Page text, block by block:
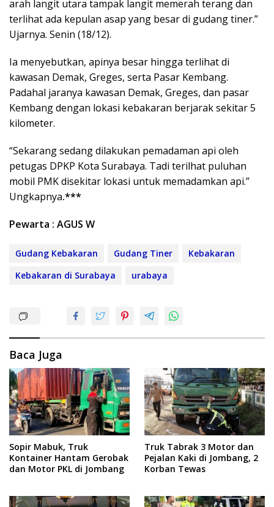
arah langit utara tampak langit memerah terang dan
terlihat ada kepulan asap yang besar di gudang tiner.”
Ujarnya. Senin (18/12).
Ia menyebutkan, apinya besar hingga terlihat di
kawasan Demak, Greges, serta Pasar Kembang.
Padahal jaranya kawasan Demak, Greges, dan pasar
Kembang dengan lokasi kebakaran berjarak sekitar 5
kilometer.
“Sekarang sedang dilakukan pemadaman api oleh
petugas DPKP Kota Surabaya. Tadi terilhat puluhan
mobil PMK disekitar lokasi untuk memadamkan api.”
Ungkapnya.***
Pewarta : AGUS W
Gudang Kebakaran Gudang Tiner
Kebakaran
Kebakaran di Surabaya
urabaya
Baca Juga
Sopir Mabuk, Truk
Kontainer Hantam Gerobak
dan Motor PKL di Jombang
Truk Tabrak 3 Motor dan
Pejalan Kaki di Jombang, 2
Korban Tewas